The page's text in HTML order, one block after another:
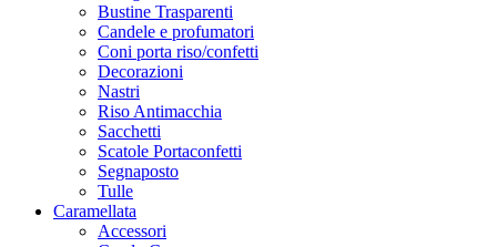
Bustine Trasparenti
Candele e profumatori
Coni porta riso/confetti
Decorazioni
Nastri
Riso Antimacchia
Sacchetti
Scatole Portaconfetti
Segnaposto
Tulle
Caramellata
Accessori